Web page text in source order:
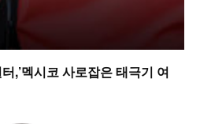
,’멕시코 사로잡은 태극기 여